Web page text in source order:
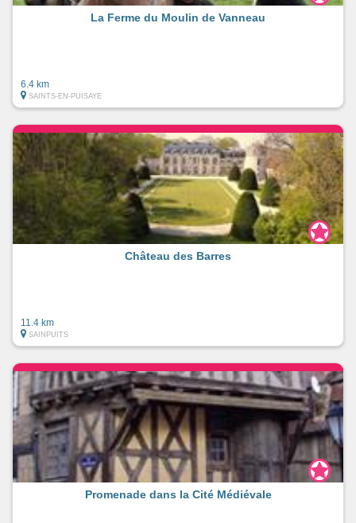
La Ferme du Moulin de Vanneau
6.4 km
SAINTS-EN-PUISAYE
Château des Barres
11.4 km
SAINPUITS
Promenade dans la Cité Médiévale